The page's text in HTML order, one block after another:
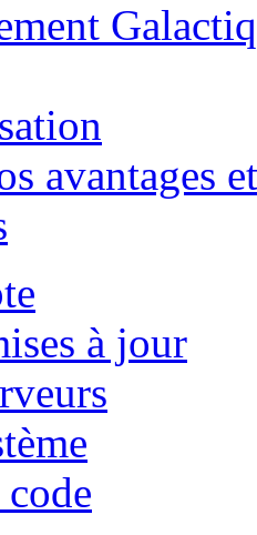
avantages
à jour